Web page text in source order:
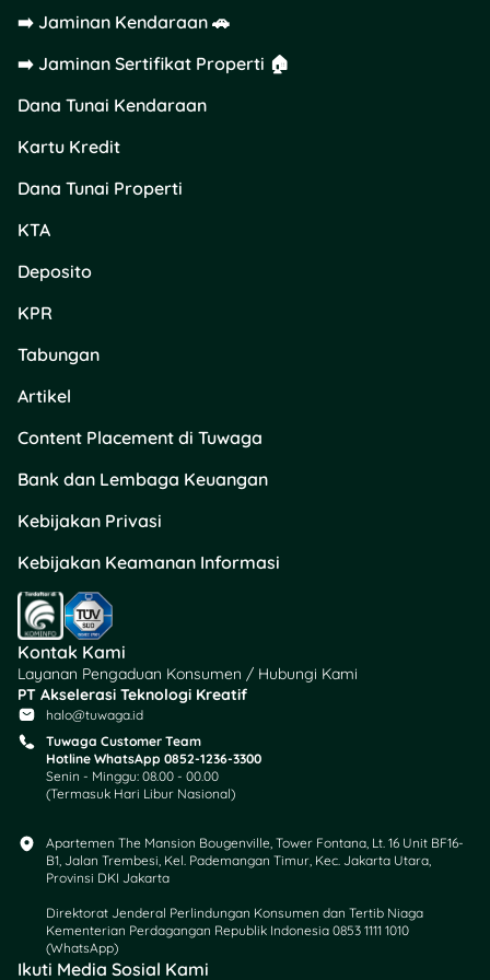
Selain les privat, kamu bisa
Zoom/Google Meet
Tips: Bangun personal
branding di media sosial
mendapatkan murid.
15. Freelance
Writer/Copywriter
Kalau suka menulis, ini
peluang yang besar untuk
kamu. Kamu bisa
artikel, blog, atau konten
di blog pribadi untuk
menarik klien.
16. Desain Grafis
Skill desain selalu
dibutuhkan, mulai dari logo,
brosur, hingga feed
Instagram.
Tips:Daftar di platform
freelance seperti Fiverr atau
Sribulancer.
17. Jasa Editing Video
digital, editor video semakin
dicari.
➡️ Jaminan Kendaraan 🚗
➡️ Jaminan Sertifikat Properti 🏠
Dana Tunai Kendaraan
Kartu Kredit
Dana Tunai Properti
KTA
Deposito
KPR
Tabungan
Artikel
Content Placement di Tuwaga
Bank dan Lembaga Keuangan
Kebijakan Privasi
Kebijakan Keamanan Informasi
Kontak Kami
Layanan Pengaduan Konsumen / Hubungi Kami
PT Akselerasi Teknologi Kreatif
halo@tuwaga.id
Tuwaga Customer Team
Hotline WhatsApp 0852-1236-3300
Senin - Minggu: 08.00 - 00.00
(Termasuk Hari Libur Nasional)
Apartemen The Mansion Bougenville, Tower Fontana, Lt. 16 Unit BF16-
B1, Jalan Trembesi, Kel. Pademangan Timur, Kec. Jakarta Utara,
Provinsi DKI Jakarta
Direktorat Jenderal Perlindungan Konsumen dan Tertib Niaga
Kementerian Perdagangan Republik Indonesia 0853 1111 1010
(WhatsApp)​
Ikuti Media Sosial Kami